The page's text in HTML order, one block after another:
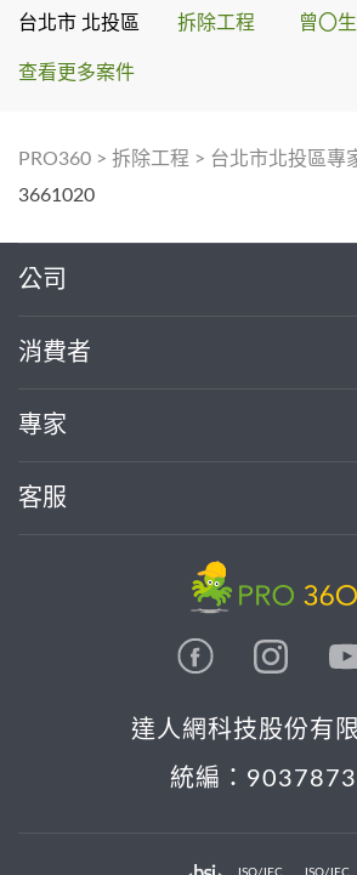
台北市 北投區 拆除工程 曾〇生
查看更多案件
PRO360 > 拆除工程 > 台北市北投區專
3661020
公司
消費者
專家
客服
達人網科技股份有
統編：
ISO/IEC ISO/IEC